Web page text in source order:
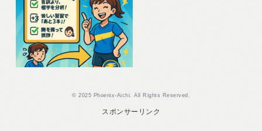
© 2025 Phoenix-Aichi. All Rights Reserved.
スポンサーリンク